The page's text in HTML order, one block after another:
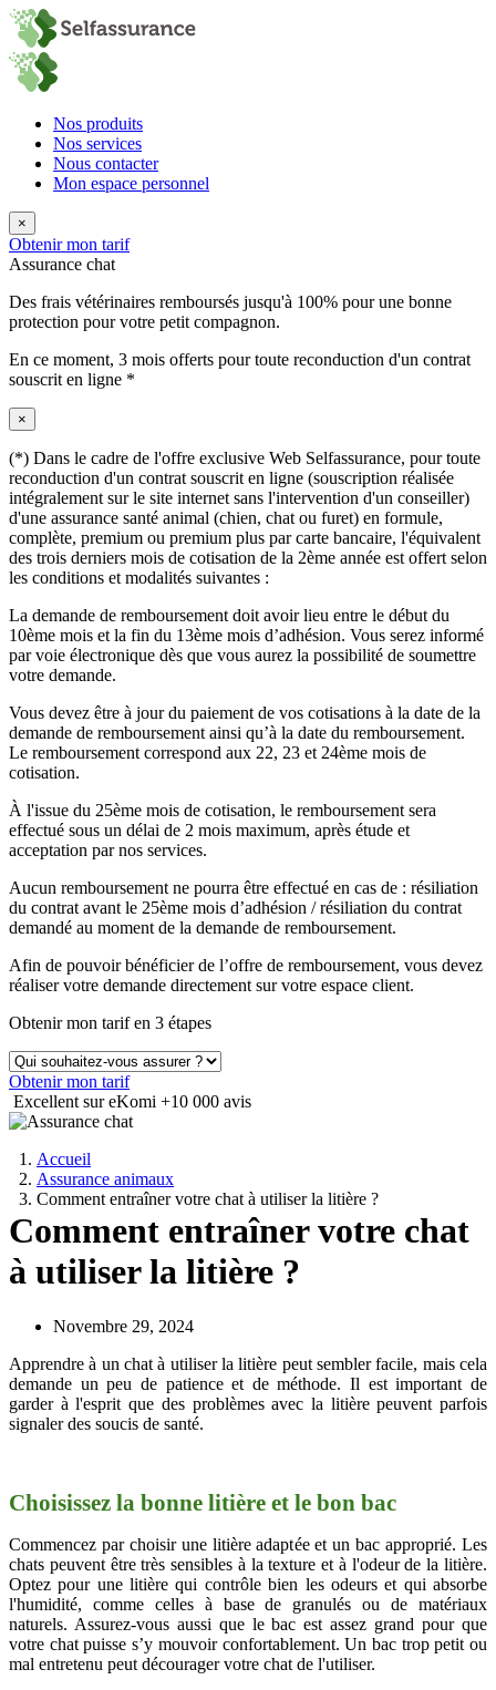
Nos produits
Nos services
Nous contacter
Mon espace personnel
×
Obtenir mon tarif
Assurance chat
Des frais vétérinaires remboursés jusqu'à 100% pour une bonne
protection pour votre petit compagnon.
En ce moment, 3 mois offerts pour toute reconduction d'un contrat
souscrit en ligne *
×
(*) Dans le cadre de l'offre exclusive Web Selfassurance, pour toute
reconduction d'un contrat souscrit en ligne (souscription réalisée
intégralement sur le site internet sans l'intervention d'un conseiller)
d'une assurance santé animal (chien, chat ou furet) en formule,
complète, premium ou premium plus par carte bancaire, l'équivalent
des trois derniers mois de cotisation de la 2ème année est offert selon
les conditions et modalités suivantes :
La demande de remboursement doit avoir lieu entre le début du
10ème mois et la fin du 13ème mois d’adhésion. Vous serez informé
par voie électronique dès que vous aurez la possibilité de soumettre
votre demande.
Vous devez être à jour du paiement de vos cotisations à la date de la
demande de remboursement ainsi qu’à la date du remboursement.
Le remboursement correspond aux 22, 23 et 24ème mois de
cotisation.
À l'issue du 25ème mois de cotisation, le remboursement sera
effectué sous un délai de 2 mois maximum, après étude et
acceptation par nos services.
Aucun remboursement ne pourra être effectué en cas de : résiliation
du contrat avant le 25ème mois d’adhésion / résiliation du contrat
demandé au moment de la demande de remboursement.
Afin de pouvoir bénéficier de l’offre de remboursement, vous devez
réaliser votre demande directement sur votre espace client.
Obtenir mon tarif en 3 étapes
Obtenir mon tarif
Excellent sur eKomi +10 000 avis
Accueil
Assurance animaux
Comment entraîner votre chat à utiliser la litière ?
Comment entraîner votre chat
à utiliser la litière ?
Novembre 29, 2024
Apprendre à un chat à utiliser la litière peut sembler facile, mais cela
demande un peu de patience et de méthode. Il est important de
garder à l'esprit que des problèmes avec la litière peuvent parfois
signaler des soucis de santé.
Choisissez la bonne litière et le bon bac
Commencez par choisir une litière adaptée et un bac approprié. Les
chats peuvent être très sensibles à la texture et à l'odeur de la litière.
Optez pour une litière qui contrôle bien les odeurs et qui absorbe
l'humidité, comme celles à base de granulés ou de matériaux
naturels. Assurez-vous aussi que le bac est assez grand pour que
votre chat puisse s’y mouvoir confortablement. Un bac trop petit ou
mal entretenu peut décourager votre chat de l'utiliser.